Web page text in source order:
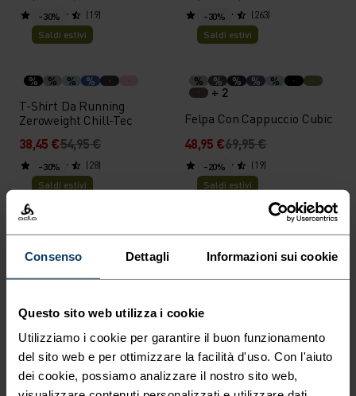
Consenso Dettagli Informazioni sui cookie
Questo sito web utilizza i cookie
Utilizziamo i cookie per garantire il buon funzionamento
del sito web e per ottimizzare la facilità d'uso. Con l'aiuto
dei cookie, possiamo analizzare il nostro sito web,
(19) (263)
-30%
Saldi estivi
% % % %
T-Shirt Da Running
Zeroweight Chill-Tec
38,45 €54,95 €
(28)
-30%
Saldi estivi
% % % % %
+ 2
Felpa Con Cappuccio Cubic
48,95 €69,95 €
(19)
-30%
Saldi estivi
% %
Giacca Ascent 3L
(9)
-20%
Saldi estivi
% % % %
Intimo Tecnico Merino 160
-40%
Saldi estivi
% % %
-30%
Saldi estivi
% % %